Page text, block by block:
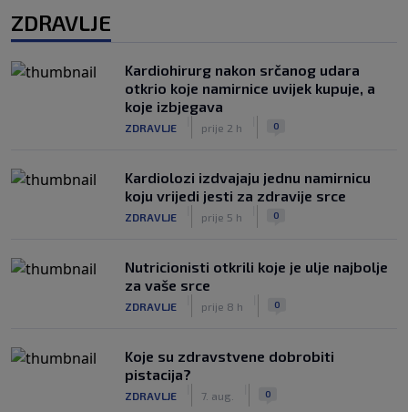
ZDRAVLJE
Kardiohirurg nakon srčanog udara
otkrio koje namirnice uvijek kupuje, a
koje izbjegava
ZDRAVLJE prije 2 h 0
Kardiolozi izdvajaju jednu namirnicu
koju vrijedi jesti za zdravije srce
ZDRAVLJE prije 5 h 0
Nutricionisti otkrili koje je ulje najbolje
za vaše srce
ZDRAVLJE prije 8 h 0
Koje su zdravstvene dobrobiti
pistacija?
ZDRAVLJE 7. aug. 0